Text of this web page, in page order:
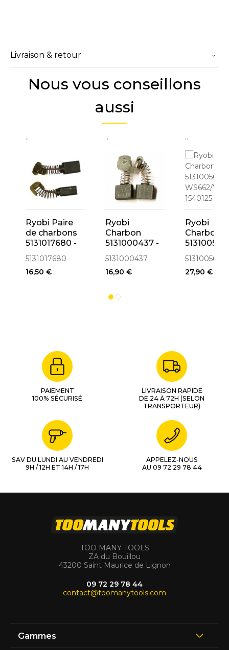
Livraison & retour
Nous vous conseillons
aussi
..
Ryobi Paire
de charbons
5131017680 -
6541207
5131017680
16,50 €
..
Ryobi
Charbon
5131000437 -
1540185
5131000437
16,90 €
..
Ryobi
Charbon
pour
WS662/
1540125
5131005617
27,90 €
PAIEMENT
100% SÉCURISÉ
LIVRAISON RAPIDE
DE 24 À 72H (SELON
TRANSPORTEUR)
SAV DU LUNDI AU VENDREDI
9H / 12H ET 14H / 17H
APPELEZ-NOUS
AU 09 72 29 78 44
TOO MANY TOOLS
ZA du Bouillou
43200 Saint Maurice de Lignon
09 72 29 78 44
contact@toomanytools.com
Gammes